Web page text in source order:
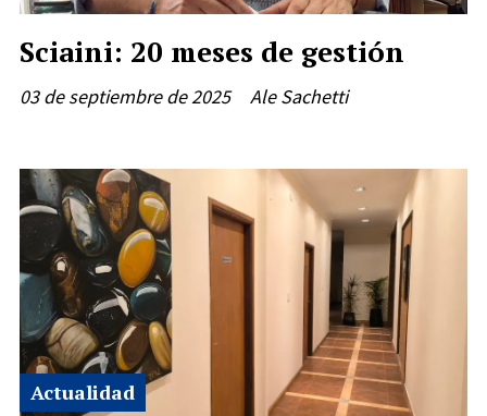
Sciaini: 20 meses de gestión
Ale Sachetti
03 de septiembre de 2025
Actualidad